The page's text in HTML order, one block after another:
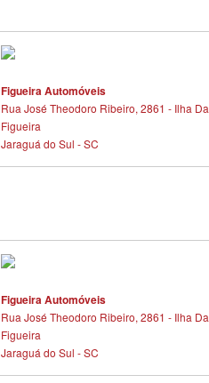
Figueira Automóveis
Rua José Theodoro Ribeiro, 2861 - Ilha Da
Figueira
Jaraguá do Sul - SC
Figueira Automóveis
Rua José Theodoro Ribeiro, 2861 - Ilha Da
Figueira
Jaraguá do Sul - SC